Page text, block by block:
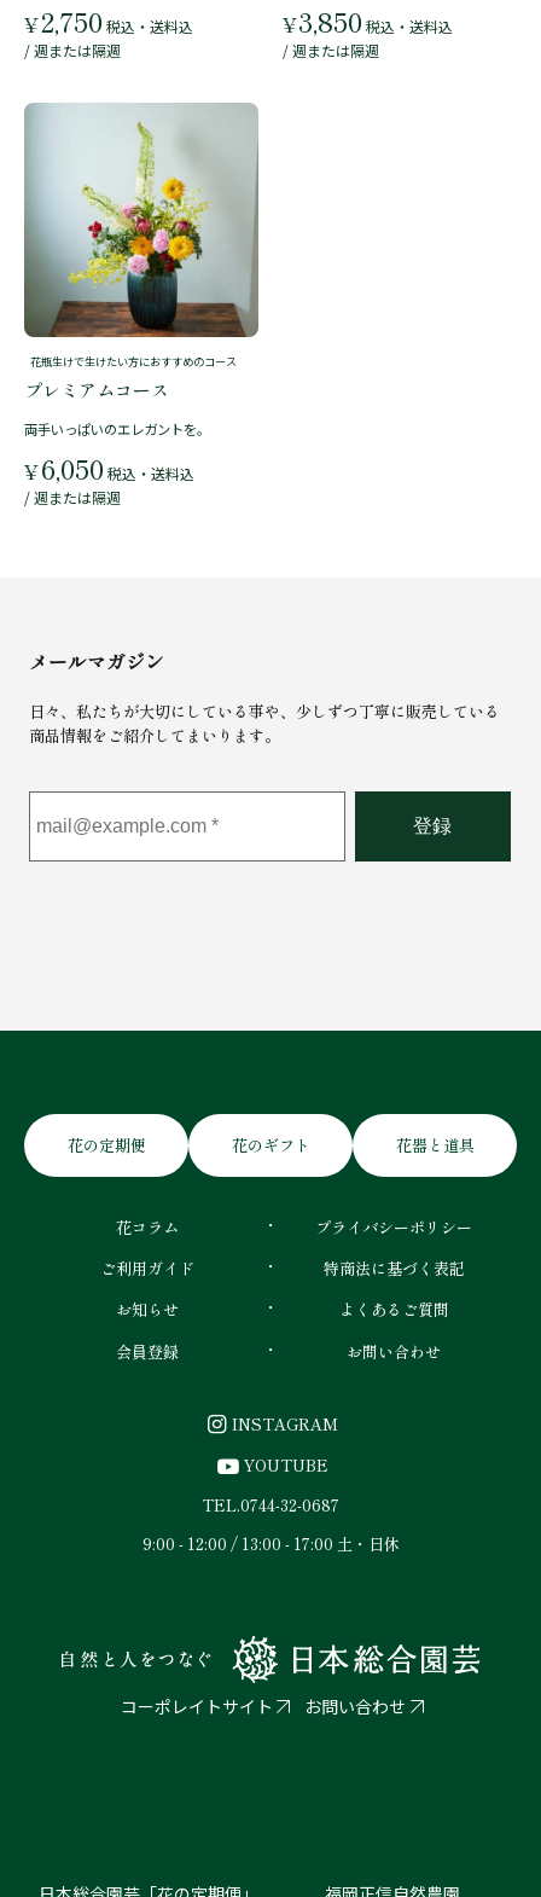
¥2,750 税込・送料込
/ 週または隔週
¥3,850 税込・送料込
/ 週または隔週
花瓶生けで生けたい方におすすめのコース
プレミアムコース
両手いっぱいのエレガントを。
¥6,050 税込・送料込
/ 週または隔週
メールマガジン
日々、私たちが大切にしている事や、少しずつ丁寧に販売している
商品情報をご紹介してまいります。
花の定期便 花のギフト 花器と道具
花コラム
ご利用ガイド
お知らせ
会員登録
プライバシーポリシー
特商法に基づく表記
よくあるご質問
お問い合わせ
INSTAGRAM
YOUTUBE
TEL.0744-32-0687
9:00 - 12:00 / 13:00 - 17:00 土・日休
コーポレイトサイト お問い合わせ